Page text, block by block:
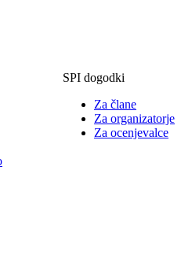
SPI dogodki
Za člane
Za organizatorje
Za ocenjevalce